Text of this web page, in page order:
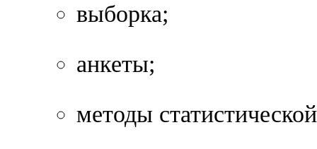
выборка;
анкеты;
методы